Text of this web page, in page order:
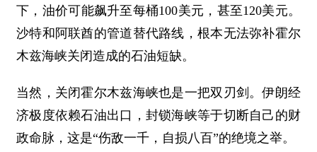
下，油价可能飙升至每桶100美元，甚至120美元。
沙特和阿联酋的管道替代路线，根本无法弥补霍尔
木兹海峡关闭造成的石油短缺。
当然，关闭霍尔木兹海峡也是一把双刃剑。伊朗经
济极度依赖石油出口，封锁海峡等于切断自己的财
政命脉，这是“伤敌一千，自损八百”的绝境之举。